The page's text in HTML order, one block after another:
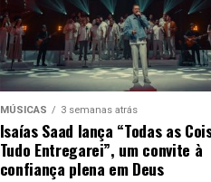
MÚSICAS 3 semanas atrás
Isaías Saad lança “Todas as
Tudo Entregarei”, um convite à
confiança plena em Deus